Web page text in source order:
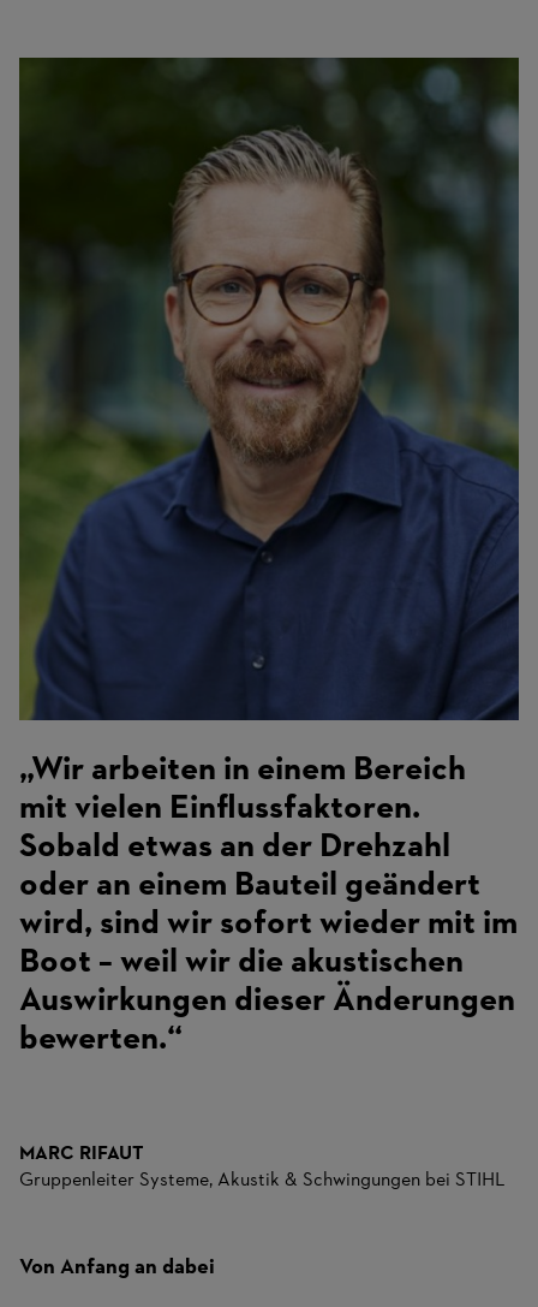
„Wir arbeiten in einem Bereich
mit vielen Einflussfaktoren.
Sobald etwas an der Drehzahl
oder an einem Bauteil geändert
wird, sind wir sofort wieder mit im
Boot – weil wir die akustischen
Auswirkungen dieser Änderungen
bewerten.“
MARC RIFAUT
Gruppenleiter Systeme, Akustik & Schwingungen bei STIHL
Von Anfang an dabei